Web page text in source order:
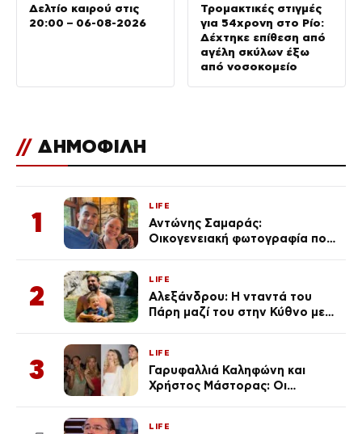
Δελτίο καιρού στις
20:00 – 06-08-2026
Τρομακτικές στιγμές
για 54χρονη στο Ρίο:
Δέχτηκε επίθεση από
αγέλη σκύλων έξω
από νοσοκομείο
// ΔΗΜΟΦΙΛΗ
1
LIFE
Αντώνης Σαμαράς:
Οικογενειακή φωτογραφία που
Λένας
2
LIFE
Αλεξάνδρου: Η νταντά του
Πάρη μαζί του στην Κύθνο με
3
LIFE
Γαρυφαλλιά Καληφώνη και
Χρήστος Μάστορας: Οι
απαρατήρητη
LIFE